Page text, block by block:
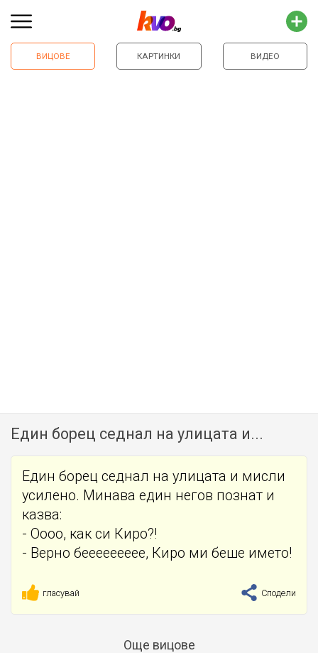
ВИЦОВЕ КАРТИНКИ ВИДЕО
Един борец седнал на улицата и...
Един борец седнал на улицата и мисли
усилено. Минава един негов познат и
казва:
- Оооо, как си Киро?!
- Верно беееееееее, Киро ми беше името!
гласувай Сподели
Още вицове